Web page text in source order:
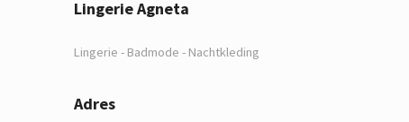
Lingerie Agneta
Lingerie - Badmode - Nachtkleding
Adres